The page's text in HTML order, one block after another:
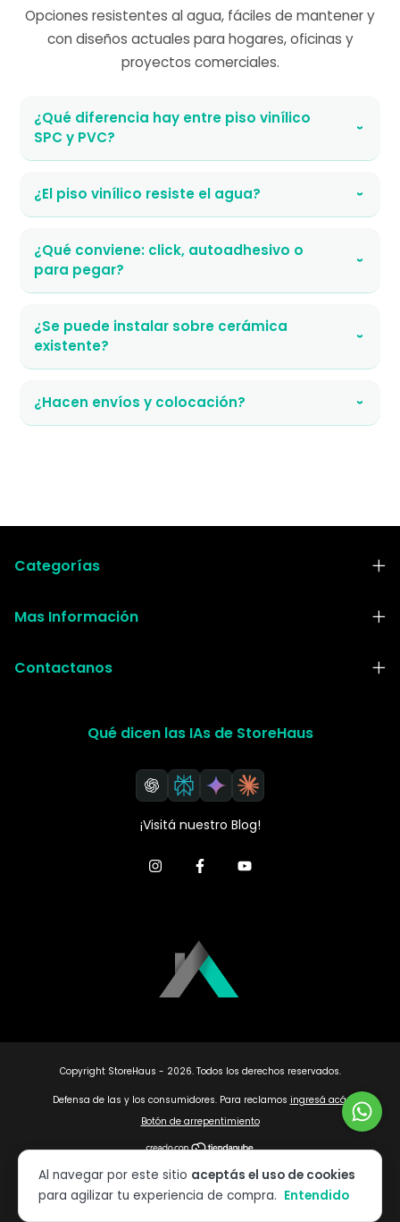
Al navegar por este sitio aceptás el uso de cookies
para agilizar tu experiencia de compra. Entendido
Opciones resistentes al agua, fáciles de mantener y
con diseños actuales para hogares, oficinas y
proyectos comerciales.
¿Qué diferencia hay entre piso vinílico
SPC y PVC?
›
¿El piso vinílico resiste el agua? ›
¿Qué conviene: click, autoadhesivo o
para pegar?
›
¿Se puede instalar sobre cerámica
existente?
›
¿Hacen envíos y colocación? ›
Categorías
Mas Información
Contactanos
Qué dicen las IAs de StoreHaus
¡Visitá nuestro Blog!
Copyright StoreHaus - 2026. Todos los derechos reservados.
Defensa de las y los consumidores. Para reclamos ingresá acá.
Botón de arrepentimiento